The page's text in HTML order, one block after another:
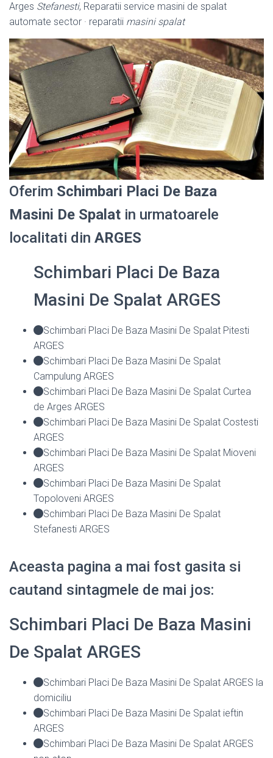
Arges Stefanesti, Reparatii service masini de spalat
automate sector · reparatii masini spalat
Oferim Schimbari Placi De Baza
Masini De Spalat in urmatoarele
localitati din ARGES
Schimbari Placi De Baza
Masini De Spalat ARGES
Schimbari Placi De Baza Masini De Spalat Pitesti
ARGES
Schimbari Placi De Baza Masini De Spalat
Campulung ARGES
Schimbari Placi De Baza Masini De Spalat Curtea
de Arges ARGES
Schimbari Placi De Baza Masini De Spalat Costesti
ARGES
Schimbari Placi De Baza Masini De Spalat Mioveni
ARGES
Schimbari Placi De Baza Masini De Spalat
Topoloveni ARGES
Schimbari Placi De Baza Masini De Spalat
Stefanesti ARGES
Aceasta pagina a mai fost gasita si
cautand sintagmele de mai jos:
Schimbari Placi De Baza Masini
De Spalat ARGES
Schimbari Placi De Baza Masini De Spalat ARGES la
domiciliu
Schimbari Placi De Baza Masini De Spalat ieftin
ARGES
Schimbari Placi De Baza Masini De Spalat ARGES